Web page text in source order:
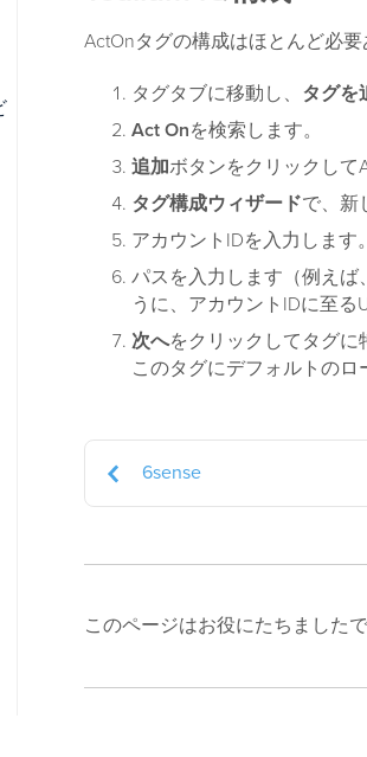
ActOnタグの構成はほとんど必要
タグタブに移動し、 タグを
Act Onを検索します。
追加ボタンをクリックして
タグ構成ウィザードで、新
アカウントIDを入力します。
パスを入力します（例えば、
うに、アカウントIDに至る
次へをクリックしてタグに
このタグにデフォルトのロ
6sense
このページはお役にたちました